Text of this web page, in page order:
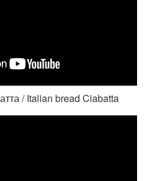
/ Italian bread Ciabatta